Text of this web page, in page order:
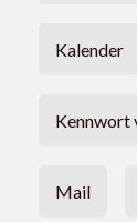
Kalender
Kennwort
Mail